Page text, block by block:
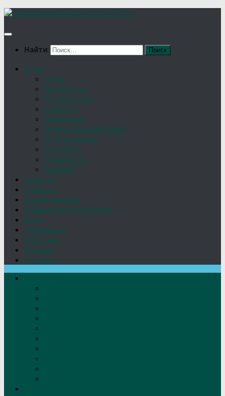
Найти:
О нас
Устав
Документы
Руководство
Команда
Правление
Попечительский совет
Отчёты фонда
Контакты
Реквизиты
Решение
Новости
Проекты
Дом Игумновых
Лебедянские художники
Фото
Лебедянцы
СМИ о нас
Земляки
Отзывы